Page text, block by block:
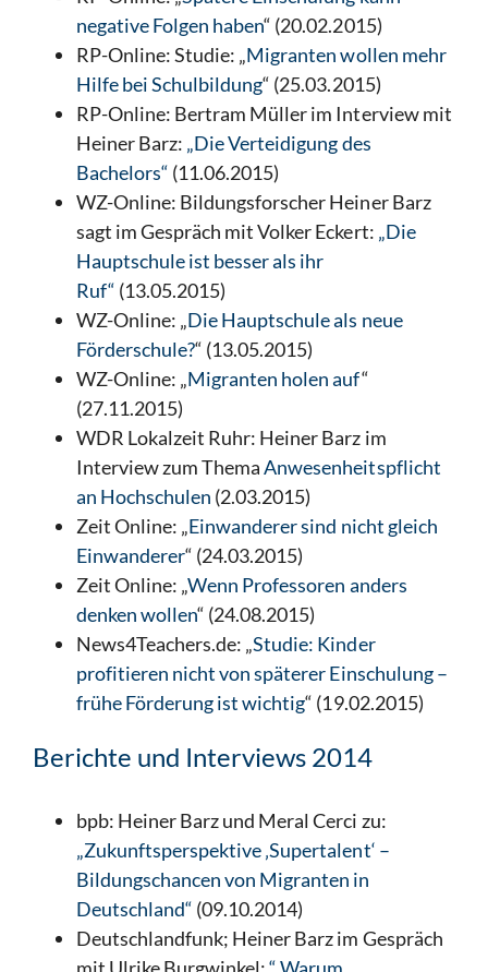
negative Folgen haben“ (20.02.2015)
RP-Online: Studie: „Migranten wollen mehr
Hilfe bei Schulbildung“ (25.03.2015)
RP-Online: Bertram Müller im Interview mit
Heiner Barz: „Die Verteidigung des
Bachelors“ (11.06.2015)
WZ-Online: Bildungsforscher Heiner Barz
sagt im Gespräch mit Volker Eckert: „Die
Hauptschule ist besser als ihr
Ruf“ (13.05.2015)
WZ-Online: „Die Hauptschule als neue
Förderschule?“ (13.05.2015)
WZ-Online: „Migranten holen auf“
(27.11.2015)
WDR Lokalzeit Ruhr: Heiner Barz im
Interview zum ThemaAnwesenheitspflicht
an Hochschulen (2.03.2015)
Zeit Online: „Einwanderer sind nicht gleich
Einwanderer“ (24.03.2015)
Zeit Online: „Wenn Professoren anders
denken wollen“ (24.08.2015)
News4Teachers.de: „Studie: Kinder
profitieren nicht von späterer Einschulung –
frühe Förderung ist wichtig“ (19.02.2015)
Berichte und Interviews 2014
bpb: Heiner Barz und Meral Cerci zu:
„Zukunftsperspektive ‚Supertalent‘ –
Bildungschancen von Migranten in
Deutschland“ (09.10.2014)
Deutschlandfunk; Heiner Barz im Gespräch